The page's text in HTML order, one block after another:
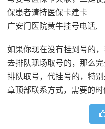
保患者请持医保卡建卡
广安门医院黄牛挂号电话,
如果你现在没有挂到号的
去排队现场取号的，那么
排队取号，代挂号的，特
章顶部联系方式，需要的时